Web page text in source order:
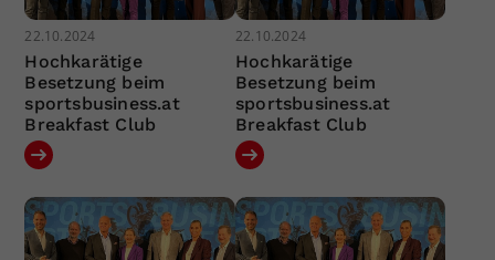
22.10.2024
Hochkarätige
Besetzung beim
sportsbusiness.at
Breakfast Club
22.10.2024
Hochkarätige
Besetzung beim
sportsbusiness.at
Breakfast Club